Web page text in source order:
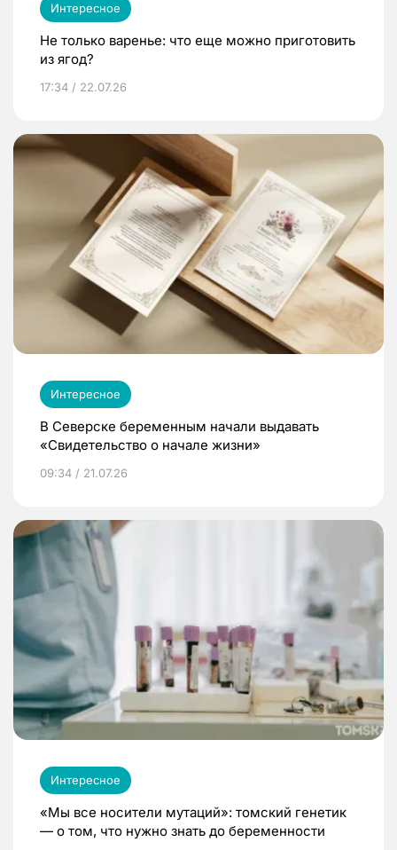
Интересное
Не только варенье: что еще можно приготовить
из ягод?
17:34 / 22.07.26
Интересное
В Северске беременным начали выдавать
«Свидетельство о начале жизни»
09:34 / 21.07.26
Интересное
«Мы все носители мутаций»: томский генетик
— о том, что нужно знать до беременности